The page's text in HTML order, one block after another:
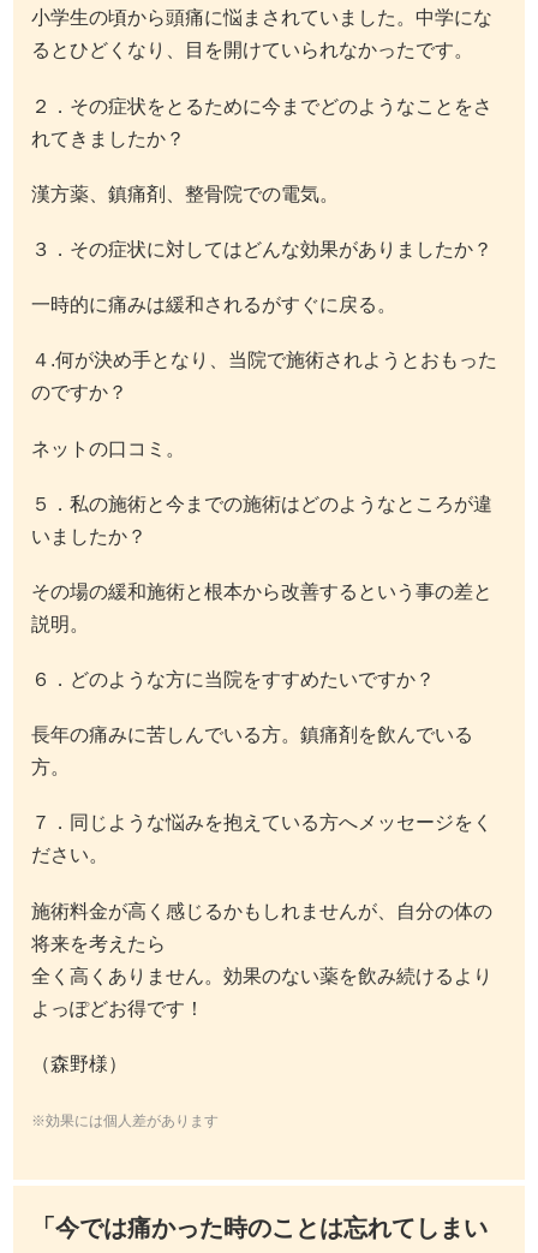
小学生の頃から頭痛に悩まされていました。中学にな
るとひどくなり、目を開けていられなかったです。
２．その症状をとるために今までどのようなことをさ
れてきましたか？
漢方薬、鎮痛剤、整骨院での電気。
３．その症状に対してはどんな効果がありましたか？
一時的に痛みは緩和されるがすぐに戻る。
４.何が決め手となり、当院で施術されようとおもった
のですか？
ネットの口コミ。
５．私の施術と今までの施術はどのようなところが違
いましたか？
その場の緩和施術と根本から改善するという事の差と
説明。
６．どのような方に当院をすすめたいですか？
長年の痛みに苦しんでいる方。鎮痛剤を飲んでいる
方。
７．同じような悩みを抱えている方へメッセージをく
ださい。
施術料金が高く感じるかもしれませんが、自分の体の
将来を考えたら
全く高くありません。効果のない薬を飲み続けるより
よっぽどお得です！
（森野様）
※効果には個人差があります
「今では痛かった時のことは忘れてしまい